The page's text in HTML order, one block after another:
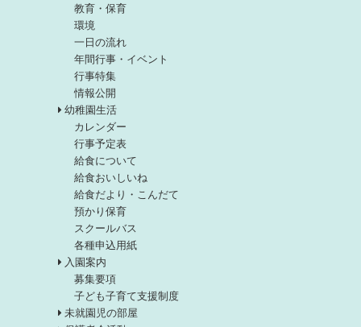
教育・保育
環境
一日の流れ
年間行事・イベント
行事特集
情報公開
幼稚園生活
カレンダー
行事予定表
給食について
給食おいしいね
給食だより・こんだて
預かり保育
スクールバス
各種申込用紙
入園案内
募集要項
子ども子育て支援制度
未就園児の部屋